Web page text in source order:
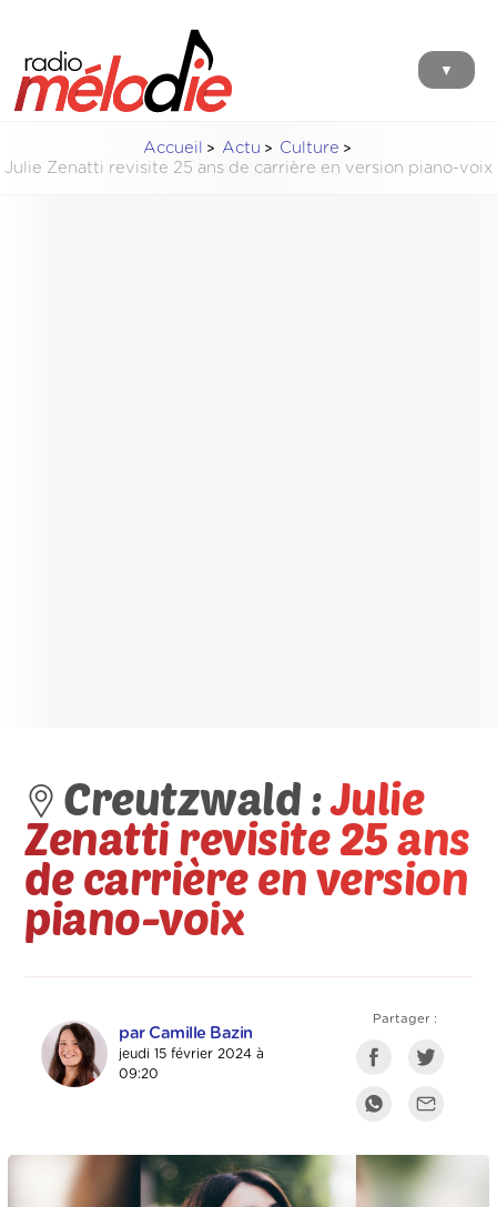
▼
Accueil Actu
Culture
Julie Zenatti revisite 25 ans de carrière en version piano-voix
Creutzwald :Julie
Zenatti revisite 25 ans
de carrière en version
piano-voix
par Camille Bazin
jeudi 15 février 2024 à
09:20
Partager :